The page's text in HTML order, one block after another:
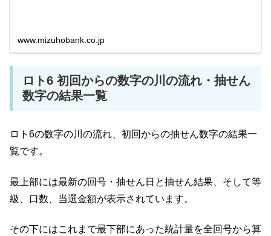
www.mizuhobank.co.jp
ロト6 初回からの数字の川の流れ・抽せん
数字の結果一覧
ロト6の数字の川の流れ、初回からの抽せん数字の結果一
覧です。
最上部には最新の回号・抽せん日と抽せん結果、そして等
級、口数、当選金額が表示されています。
その下にはこれまで最下部にあった統計量を全回号から算